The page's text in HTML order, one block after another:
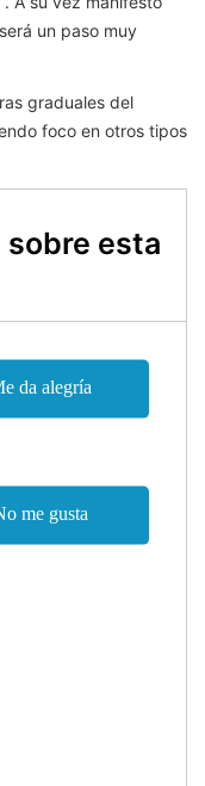
un paso muy
graduales del
foco en otros tipos
sobre esta